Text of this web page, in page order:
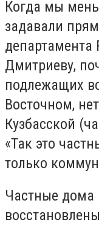
Когда мы
задавали
Дмитриеву,
подлежащих
Восточном,
Кузбасской
«Так это
только
Частные дома